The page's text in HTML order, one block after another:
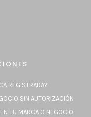
REGISTRADA?
SIN AUTORIZACIÓN
TU MARCA O NEGOCIO